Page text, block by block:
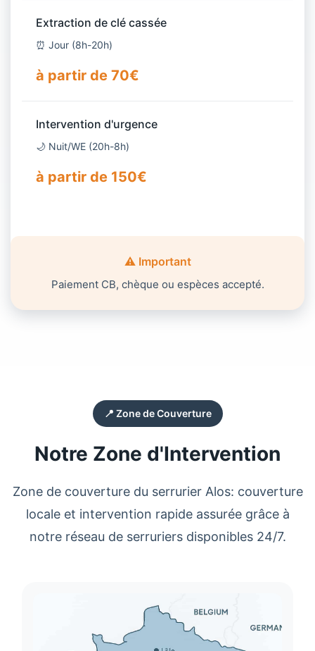
Extraction de clé cassée
⏰ Jour (8h-20h)
à partir de 70€
Intervention d'urgence
🌙 Nuit/WE (20h-8h)
à partir de 150€
⚠️ Important
Paiement CB, chèque ou espèces accepté.
📍 Zone de Couverture
Notre Zone d'Intervention
Zone de couverture du serrurier Alos: couverture
locale et intervention rapide assurée grâce à
notre réseau de serruriersdisponibles 24/7.